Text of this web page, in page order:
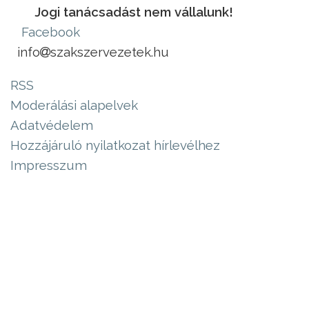
Jogi tanácsadást nem vállalunk!
Facebook
info
szakszervezetek.hu
RSS
Moderálási alapelvek
Adatvédelem
Hozzájáruló nyilatkozat hírlevélhez
Impresszum